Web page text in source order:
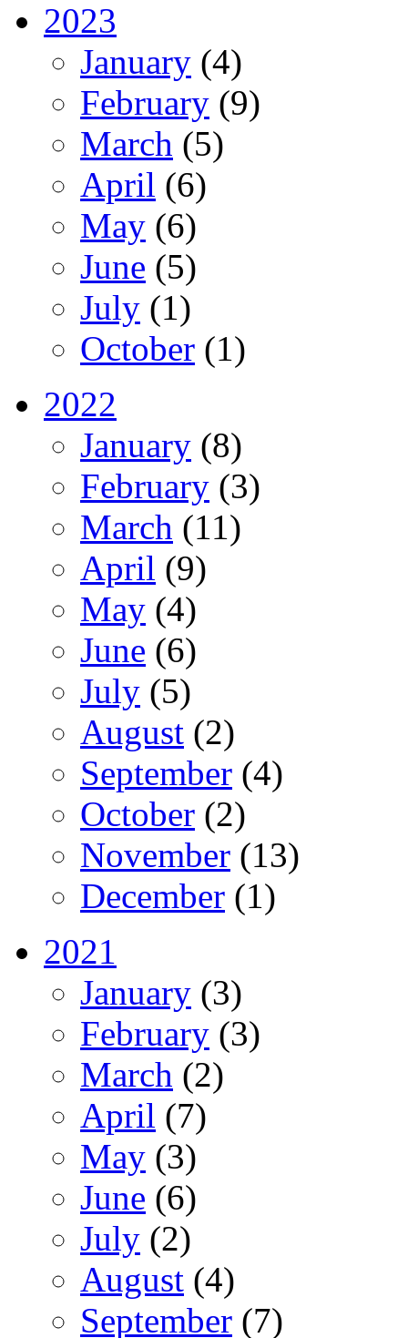
2023
January (4)
February (9)
March (5)
April (6)
May (6)
June (5)
July (1)
October (1)
2022
January (8)
February (3)
March (11)
April (9)
May (4)
June (6)
July (5)
August (2)
September (4)
October (2)
November (13)
December (1)
2021
January (3)
February (3)
March (2)
April (7)
May (3)
June (6)
July (2)
August (4)
September (7)